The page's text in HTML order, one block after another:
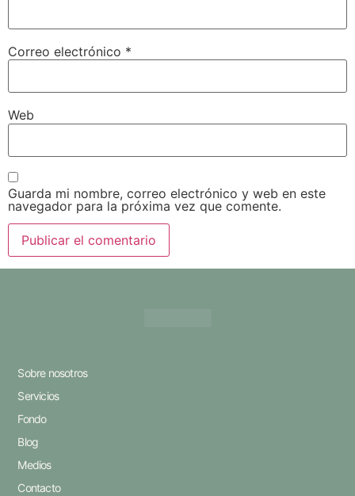
Correo electrónico *
Web
Guarda mi nombre, correo electrónico y web en este
navegador para la próxima vez que comente.
Sobre nosotros
Servicios
Fondo
Blog
Medios
Contacto